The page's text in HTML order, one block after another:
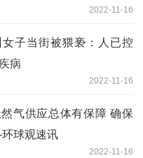
2022-11-16
子当街被猥亵：人已控
病
2022-11-16
气供应总体有保障 确保
球观速讯
2022-11-16